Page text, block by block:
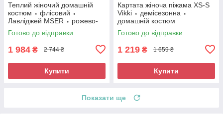
Теплий жіночий домашній
костюм ⬩ флісовий ⬩
Лавліджей MSER ⬩ рожево-
зелений
Готово до відправки
1 984 ₴ 2 744 ₴
Купити
Картата жіноча піжама XS-S
Vikki ⬩ демісезонна ⬩
домашній костюм
Готово до відправки
1 219 ₴ 1 659 ₴
Купити
Показати ще